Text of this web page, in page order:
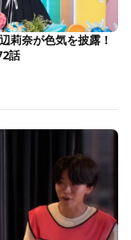
莉奈が色気を披露！
話